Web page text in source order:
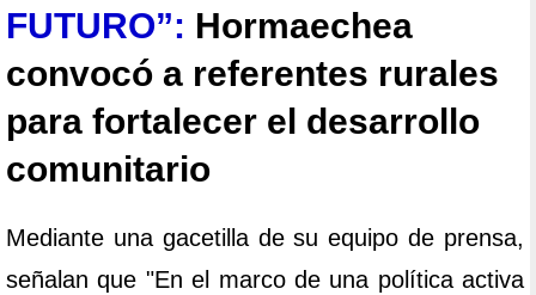
FUTURO”: Hormaechea
convocó a referentes rurales
para fortalecer el desarrollo
comunitario
Mediante una gacetilla de su equipo de prensa,
señalan que "En el marco de una política activa